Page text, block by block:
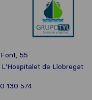
55
L'Hospitalet de Llobregat
130 574